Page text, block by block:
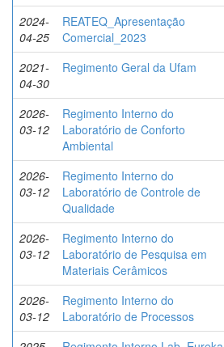
2024-
04-25
REATEQ_Apresentação
Comercial_2023
2021-
04-30
Regimento Geral da Ufam
2026-
03-12
Regimento Interno do
Laboratório de Conforto
Ambiental
2026-
03-12
Regimento Interno do
Laboratório de Controle de
Qualidade
2026-
03-12
Regimento Interno do
Laboratório de Pesquisa em
Materiais Cerâmicos
2026-
03-12
Regimento Interno do
Laboratório de Processos